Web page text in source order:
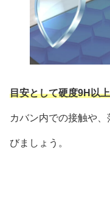
目安として硬度9H以
カバン内での接触や
びましょう。